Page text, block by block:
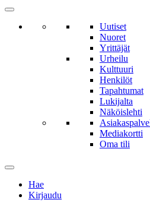
Uutiset
Nuoret
Yrittäjät
Urheilu
Kulttuuri
Henkilöt
Tapahtumat
Lukijalta
Näköislehti
Mediakortti
Oma tili
Hae
Kirjaudu